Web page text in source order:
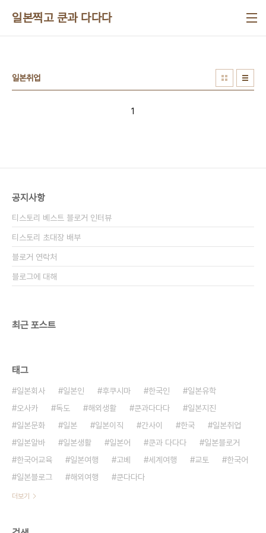
일본찍고 쿤과 다다다
일본취업
1
공지사항
티스토리 베스트 블로거 인터뷰
티스토리 초대장 배부
블로거 연락처
블로그에 대해
최근 포스트
태그
일본회사 일본인 후쿠시마 한국인
일본유학
오사카
독도 해외생활 쿤과다다다
일본지진
일본문화
일본 일본이직 간사이 한국
일본취업
일본알바
일본생활 일본어 쿤과 다다다
일본블로거
한국어교육
일본여행 고베 세계여행 교토
한국어
일본블로그
해외여행 쿤다다다
더보기